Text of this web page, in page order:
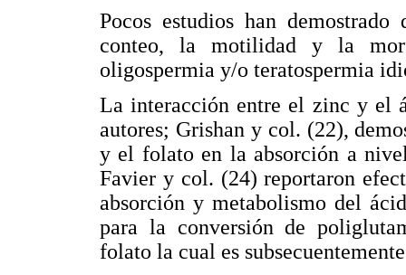
Pocos estudios han
conteo, la motilidad y la
oligospermia y/o teratospermia
La interacción entre el zinc y el
autores; Grishan y col. (22),
y el folato en la absorción a
Favier y col. (24) reportaron
absorción y metabolismo del
para la conversión de
folato la cual es